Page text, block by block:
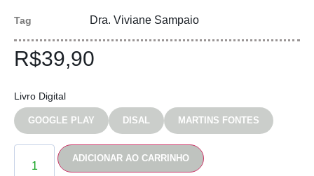
Tag Dra. Viviane Sampaio
R$39,90
Livro Digital
GOOGLE PLAY DISAL MARTINS FONTES
ADICIONAR AO CARRINHO